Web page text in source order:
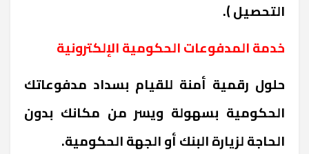
التحصيل ).
خدمة المدفوعات الحكومية الإلكترونية
حلول رقمية أمنة للقيام بسداد مدفوعاتك
الحكومية بسهولة ويسر من مكانك بدون
الحاجة لزيارة البنك أو الجهة الحكومية.